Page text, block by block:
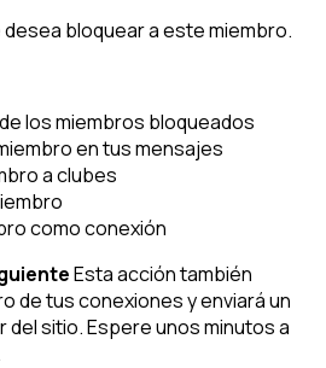
bloquear a este miembro.
los miembros bloqueados
en tus mensajes
a clubes
como conexión
Esta acción también
de tus conexiones y enviará un
del sitio. Espere unos minutos a